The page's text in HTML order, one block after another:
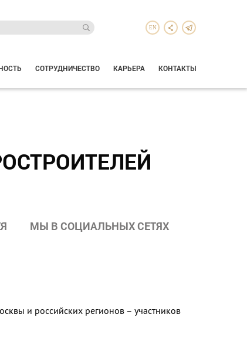
EN
СОТРУДНИЧЕСТВО КАРЬЕРА КОНТАКТЫ
МЫ В СОЦИАЛЬНЫХ СЕТЯХ
и российских регионов – участников